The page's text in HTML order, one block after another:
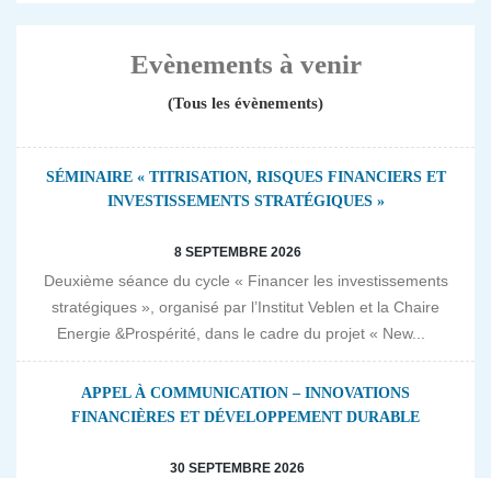
Evènements à venir
(Tous les évènements)
SÉMINAIRE « TITRISATION, RISQUES FINANCIERS ET
INVESTISSEMENTS STRATÉGIQUES »
8 SEPTEMBRE 2026
Deuxième séance du cycle « Financer les investissements
stratégiques », organisé par l’Institut Veblen et la Chaire
Energie &Prospérité, dans le cadre du projet « New...
APPEL À COMMUNICATION – INNOVATIONS
FINANCIÈRES ET DÉVELOPPEMENT DURABLE
30 SEPTEMBRE 2026